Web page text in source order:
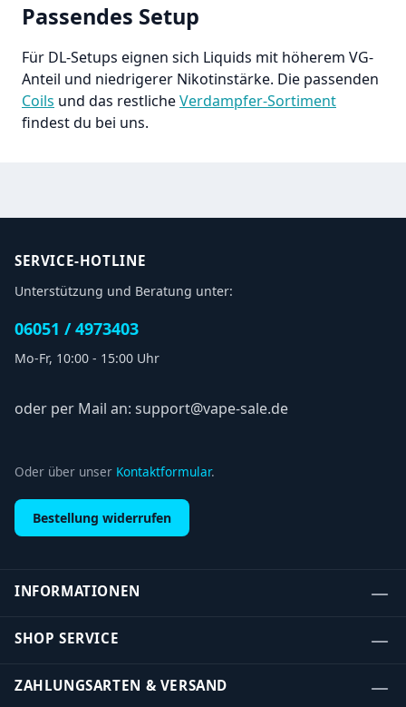
Passendes Setup
Für DL-Setups eignen sich Liquids mit höherem VG-
Anteil und niedrigerer Nikotinstärke. Die passenden
Coils und das restlicheVerdampfer-Sortiment
findest du bei uns.
SERVICE-HOTLINE
Unterstützung und Beratung unter:
06051 / 4973403
Mo-Fr, 10:00 - 15:00 Uhr
oder per Mail an: support@vape-sale.de
Oder über unser Kontaktformular.
Bestellung widerrufen
INFORMATIONEN
SHOP SERVICE
ZAHLUNGSARTEN & VERSAND